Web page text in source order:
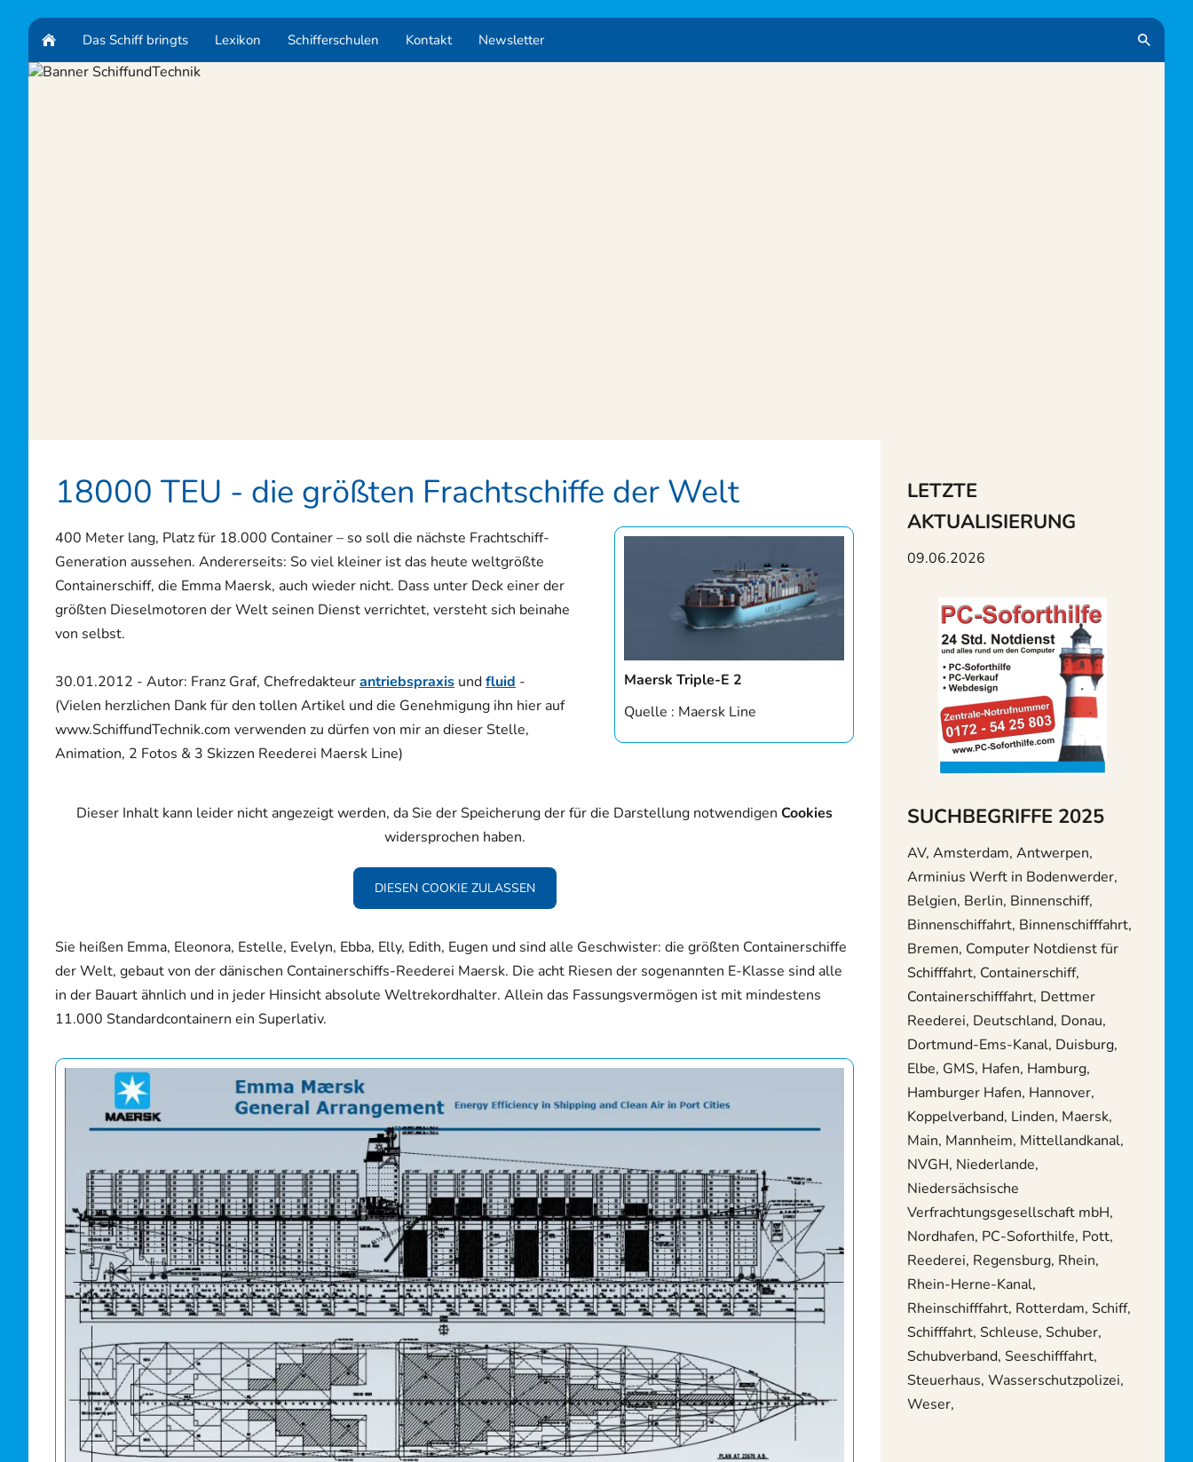
Das Schiff bringts Lexikon Schifferschulen Kontakt Newsletter
18000 TEU - die größten Frachtschiffe der Welt
Maersk Triple-E 2
Quelle : Maersk Line
400 Meter lang, Platz für 18.000 Container – so soll die nächste Frachtschiff-
Generation aussehen. Andererseits: So viel kleiner ist das heute weltgrößte
Containerschiff, die Emma Maersk, auch wieder nicht. Dass unter Deck einer der
größten Dieselmotoren der Welt seinen Dienst verrichtet, versteht sich beinahe
von selbst.
30.01.2012 - Autor: Franz Graf, Chefredakteurantriebspraxis undfluid -
(Vielen herzlichen Dank für den tollen Artikel und die Genehmigung ihn hier auf
www.SchiffundTechnik.com verwenden zu dürfen von mir an dieser Stelle,
Animation, 2 Fotos & 3 Skizzen Reederei Maersk Line)
Dieser Inhalt kann leider nicht angezeigt werden, da Sie der Speicherung der für die Darstellung notwendigen Cookies
widersprochen haben.
DIESEN COOKIE ZULASSEN
Sie heißen Emma, Eleonora, Estelle, Evelyn, Ebba, Elly, Edith, Eugen und sind alle Geschwister: die größten Containerschiffe
der Welt, gebaut von der dänischen Containerschiffs-Reederei Maersk. Die acht Riesen der sogenannten E-Klasse sind alle
in der Bauart ähnlich und in jeder Hinsicht absolute Weltrekordhalter. Allein das Fassungsvermögen ist mit mindestens
11.000 Standardcontainern ein Superlativ.
LETZTE
AKTUALISIERUNG
09.06.2026
SUCHBEGRIFFE 2025
AV, Amsterdam, Antwerpen,
Arminius Werft in Bodenwerder,
Belgien, Berlin, Binnenschiff,
Binnenschiffahrt, Binnenschifffahrt,
Bremen, Computer Notdienst für
Schifffahrt, Containerschiff,
Containerschifffahrt, Dettmer
Reederei, Deutschland, Donau,
Dortmund-Ems-Kanal, Duisburg,
Elbe, GMS, Hafen, Hamburg,
Hamburger Hafen, Hannover,
Koppelverband, Linden, Maersk,
Main, Mannheim, Mittellandkanal,
NVGH, Niederlande,
Niedersächsische
Verfrachtungsgesellschaft mbH,
Nordhafen, PC-Soforthilfe, Pott,
Reederei, Regensburg, Rhein,
Rhein-Herne-Kanal,
Rheinschifffahrt, Rotterdam, Schiff,
Schifffahrt, Schleuse, Schuber,
Schubverband, Seeschifffahrt,
Steuerhaus, Wasserschutzpolizei,
Weser,